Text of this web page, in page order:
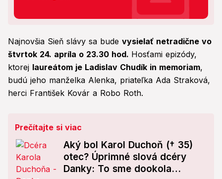
Najnovšia Sieň slávy sa bude vysielať netradične vo
štvrtok 24. apríla o 23.30 hod. Hosťami epizódy,
ktorej laureátom je Ladislav Chudík in memoriam,
budú jeho manželka Alenka, priateľka Ada Straková,
herci František Kovár a Robo Roth.
Prečítajte si viac
Aký bol Karol Duchoň († 35)
otec? Úprimné slová dcéry
Danky: To sme dookola